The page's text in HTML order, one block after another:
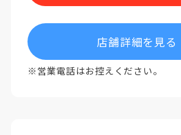
店舗詳細を見る
※営業電話はお控えください。